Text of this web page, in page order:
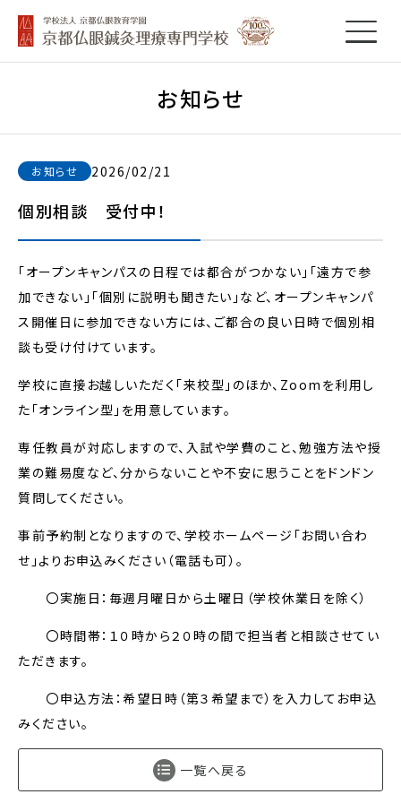
お知らせ
お知らせ 2026/02/21
個別相談 受付中！
「オープンキャンパスの日程では都合がつかない」「遠方で参
加できない」「個別に説明も聞きたい」など、オープンキャンパ
ス開催日に参加できない方には、ご都合の良い日時で個別相
談も受け付けています。
学校に直接お越しいただく「来校型」のほか、Zoomを利用し
た「オンライン型」を用意しています。
専任教員が対応しますので、入試や学費のこと、勉強方法や授
業の難易度など、分からないことや不安に思うことをドンドン
質問してください。
事前予約制となりますので、学校ホームページ「お問い合わ
せ」よりお申込みください（電話も可）。
〇実施日：毎週月曜日から土曜日（学校休業日を除く）
〇時間帯：１０時から２０時の間で担当者と相談させてい
ただきます。
〇申込方法：希望日時（第３希望まで）を入力してお申込
みください。
一覧へ戻る